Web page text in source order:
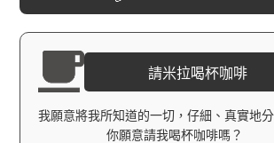
請米拉喝杯咖啡
我願意將我所知道的一切，仔細、真實地
你願意請我喝杯咖啡嗎？